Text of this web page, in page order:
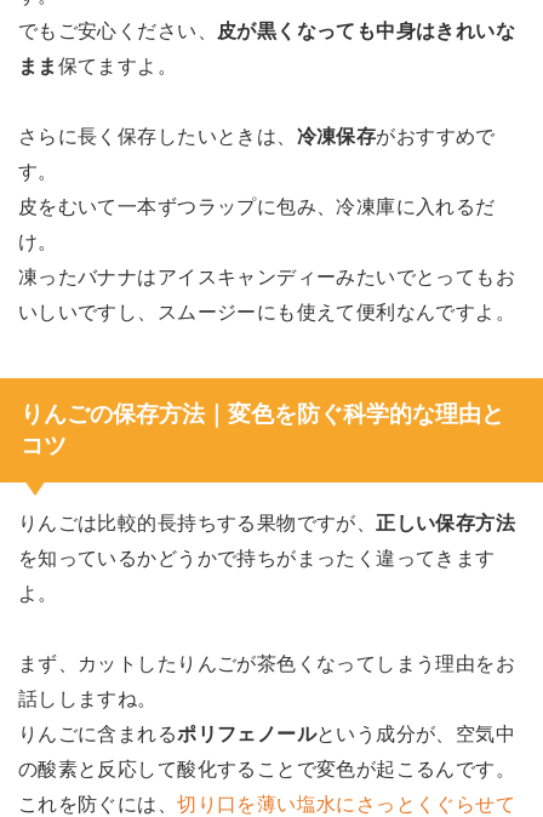
でもご安心ください、
皮が黒くなっても中身はきれいな
まま 保てますよ。
さらに長く保存したいときは、 冷凍保存がおすすめで
す。
皮をむいて一本ずつラップに包み、冷凍庫に入れるだ
け。
凍ったバナナはアイスキャンディーみたいでとってもお
いしいですし、スムージーにも使えて便利なんですよ。
りんごの保存方法｜変色を防ぐ科学的な理由と
コツ
りんごは比較的長持ちする果物ですが、 正しい保存方法
を知っているかどうかで持ちがまったく違ってきます
よ。
まず、カットしたりんごが茶色くなってしまう理由をお
話ししますね。
りんごに含まれるポリフェノールという成分が、空気中
の酸素と反応して酸化することで変色が起こるんです。
これを防ぐには、切り口を薄い塩水にさっとくぐらせて